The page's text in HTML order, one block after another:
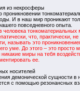
из некросферы
проникновении
И в наш мир проникают
повседневного опыта.
человека
что, практически,
называть это
уме. До этого – это
миры на тебя
ее.
носителей
демонической сущности
с помощью резонансных